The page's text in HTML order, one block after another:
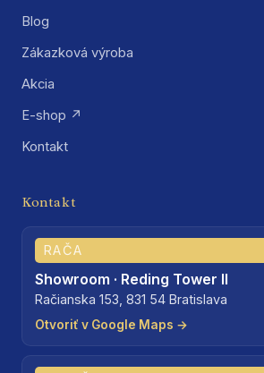
Blog
Zákazková výroba
Akcia
E-shop ↗
Kontakt
Kontakt
RAČA
Showroom · Reding Tower II
Račianska 153, 831 54 Bratislava
Otvoriť v Google Maps →